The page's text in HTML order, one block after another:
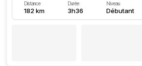
Distance
182 km
Durée
3h36
Niveau
Débutant